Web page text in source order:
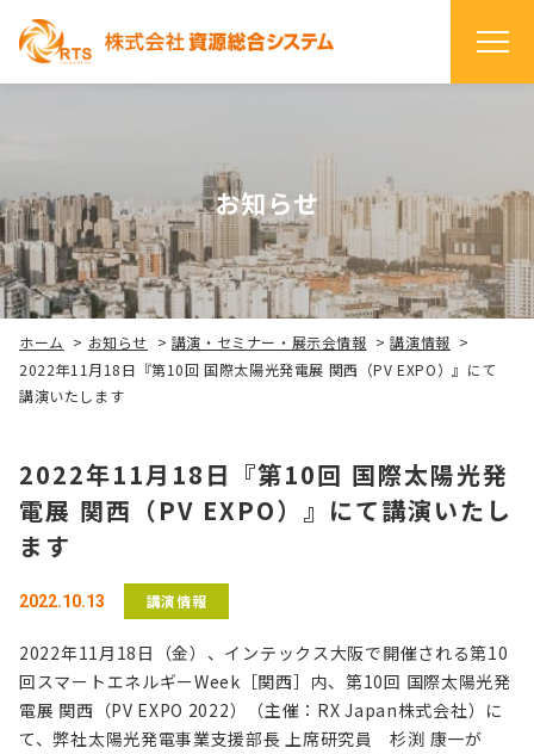
お知らせ
ホーム > お知らせ > 講演・セミナー・展示会情報 >講演情報 >
2022年11月18日『第10回 国際太陽光発電展 関西（PV EXPO）』にて
講演いたします
2022年11月18日『第10回 国際太陽光発
電展 関西（PV EXPO）』にて講演いたし
ます
2022.10.13 講演情報
2022年11月18日（金）、インテックス大阪で開催される第10
回スマートエネルギーWeek［関西］内、第10回 国際太陽光発
電展 関西（PV EXPO 2022）（主催：RX Japan株式会社）に
て、弊社太陽光発電事業支援部長 上席研究員 杉渕 康一が